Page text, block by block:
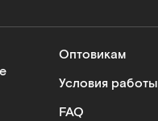
Оптовикам
Условия работы
FAQ